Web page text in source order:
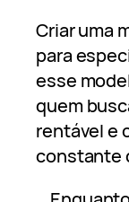
Criar uma
para
esse
quem
rentável e
constante